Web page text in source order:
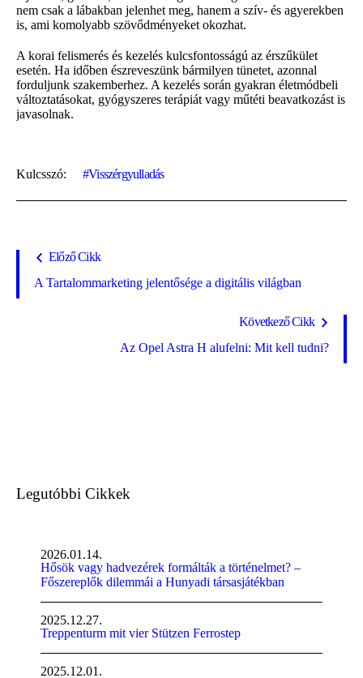
nem csak a lábakban jelenhet meg, hanem a szív- és agyerekben
is, ami komolyabb szövődményeket okozhat.
A korai felismerés és kezelés kulcsfontosságú az érszűkület
esetén. Ha időben észreveszünk bármilyen tünetet, azonnal
forduljunk szakemberhez. A kezelés során gyakran életmódbeli
változtatásokat, gyógyszeres terápiát vagy műtéti beavatkozást is
javasolnak.
Kulcsszó: Visszérgyulladás
Előző Cikk
A Tartalommarketing jelentősége a digitális világban
Következő Cikk
Az Opel Astra H alufelni: Mit kell tudni?
Legutóbbi Cikkek
Hősök vagy hadvezérek formálták a történelmet? –
Főszereplők dilemmái a Hunyadi társasjátékban
2026.01.14.
Treppenturm mit vier Stützen Ferrostep
2025.12.27.
2025.12.01.